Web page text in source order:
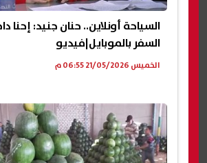
السياحة أونلاين.. حنان جنيد: إحنا
السفر بالموبايل|فيديو
الخميس 21/05/2026 06:55 م